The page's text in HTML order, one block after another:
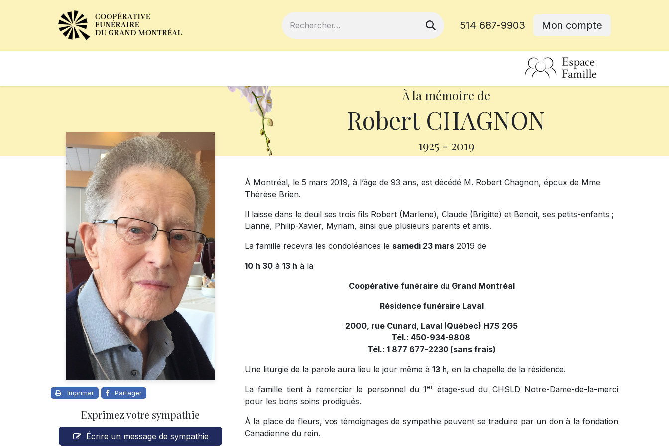
514 687-9903 Mon compte
À la mémoire de
Robert CHAGNON
1925 - 2019
Imprimer Partager
Exprimez votre sympathie
Écrire un message de sympathie
À Montréal, le 5 mars 2019, à l’âge de 93 ans, est décédé M. Robert Chagnon, époux de Mme
Thérèse Brien.
Il laisse dans le deuil ses trois fils Robert (Marlene), Claude (Brigitte) et Benoit, ses petits-enfants ;
Lianne, Philip-Xavier, Myriam, ainsi que plusieurs parents et amis.
La famille recevra les condoléances le samedi 23 mars 2019 de
10 h 30 à 13 h à la
Coopérative funéraire du Grand Montréal
Résidence funéraire Laval
2000, rue Cunard, Laval (Québec) H7S 2G5
Tél.: 450-934-9808
Tél.: 1 877 677-2230 (sans frais)
Une liturgie de la parole aura lieu le jour même à 13 h, en la chapelle de la résidence.
La famille tient à remercier le personnel du 1erétage-sud du CHSLD Notre-Dame-de-la-merci
pour les bons soins prodigués.
À la place de fleurs, vos témoignages de sympathie peuvent se traduire par un don à la fondation
Canadienne du rein.